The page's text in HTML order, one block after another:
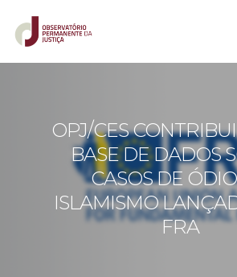
OPJ/CES
BASE DE DADOS
CASOS DE
ISLAMISMO
FRA